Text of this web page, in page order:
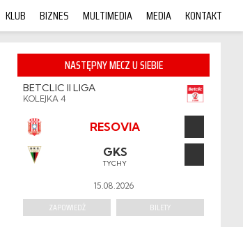
KLUB BIZNES MULTIMEDIA MEDIA KONTAKT
NASTĘPNY MECZ U SIEBIE
BETCLIC II LIGA
KOLEJKA 4
RESOVIA
GKS
TYCHY
15.08.2026
ZAPOWIEDŹ BILETY